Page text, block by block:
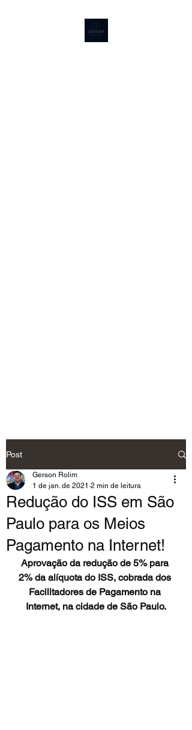
Post
Redução do ISS em São
Paulo para os Meios
Pagamento na Internet!
Gerson Rolim
1 de jan. de 2021 2 min de leitura
Aprovação da redução de 5% para
2% da alíquota do ISS, cobrada dos
Facilitadores de Pagamento na
Internet, na cidade de São Paulo.